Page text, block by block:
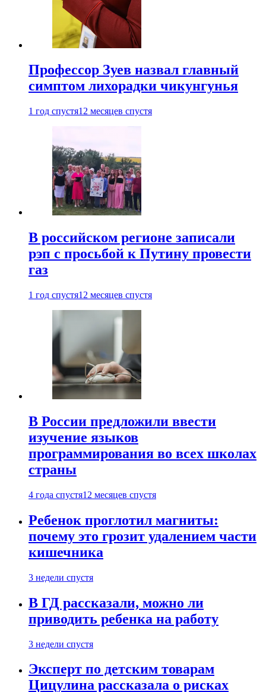
Профессор Зуев назвал главный
симптом лихорадки чикунгунья
1 год спустя12 месяцев спустя
В российском регионе записали
рэп с просьбой к Путину провести
газ
1 год спустя12 месяцев спустя
В России предложили ввести
изучение языков
программирования во всех школах
страны
4 года спустя12 месяцев спустя
Ребенок проглотил магниты:
почему это грозит удалением части
кишечника
3 недели спустя
В ГД рассказали, можно ли
приводить ребенка на работу
3 недели спустя
Эксперт по детским товарам
Цицулина рассказала о рисках